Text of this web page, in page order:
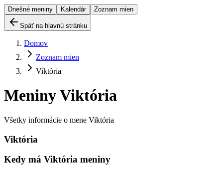
Dnešné meniny Kalendár Zoznam mien
Späť na hlavnú stránku
Domov
Zoznam mien
Viktória
MeninyViktória
Všetky informácie o mene Viktória
Viktória
Kedy má Viktória meniny